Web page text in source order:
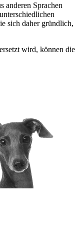
anderen Sprachen
sich daher gründlich,
wird, können die